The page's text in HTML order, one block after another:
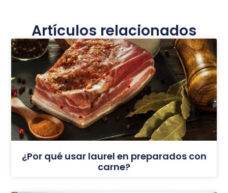
Artículos relacionados
¿Por qué usar laurel en preparados con
carne?